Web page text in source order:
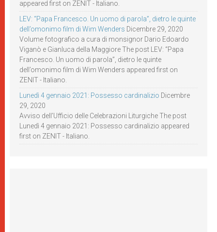
appeared first on ZENIT - Italiano.
LEV: “Papa Francesco. Un uomo di parola”, dietro le quinte
dell’omonimo film di Wim Wenders Dicembre 29, 2020
Volume fotografico a cura di monsignor Dario Edoardo
Viganò e Gianluca della Maggiore The post LEV: “Papa
Francesco. Un uomo di parola”, dietro le quinte
dell’omonimo film di Wim Wenders appeared first on
ZENIT - Italiano.
Lunedì 4 gennaio 2021: Possesso cardinalizio Dicembre
29, 2020
Avviso dell’Ufficio delle Celebrazioni Liturgiche The post
Lunedì 4 gennaio 2021: Possesso cardinalizio appeared
first on ZENIT - Italiano.